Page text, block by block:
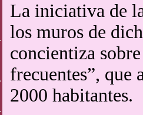
La iniciativa de
los muros de
concientiza
frecuentes”, que
2000 habitantes.